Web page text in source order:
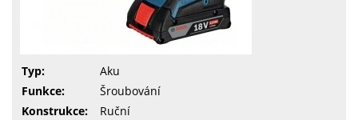
Typ:
Aku
Funkce:
Šroubování
Konstrukce:
Ruční